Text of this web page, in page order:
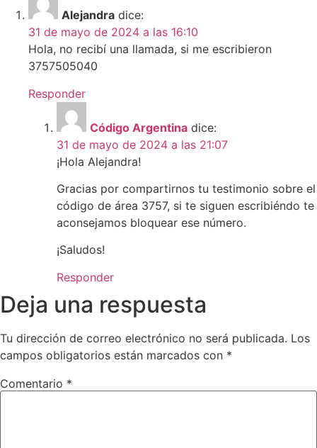
Alejandra dice:
31 de mayo de 2024 a las 16:10
Hola, no recibí una llamada, si me escribieron
3757505040
Responder
Código Argentina dice:
31 de mayo de 2024 a las 21:07
¡Hola Alejandra!
Gracias por compartirnos tu testimonio sobre el
código de área 3757, si te siguen escribiéndo te
aconsejamos bloquear ese número.
¡Saludos!
Responder
Deja una respuesta
Tu dirección de correo electrónico no será publicada. Los
campos obligatorios están marcados con *
Comentario *